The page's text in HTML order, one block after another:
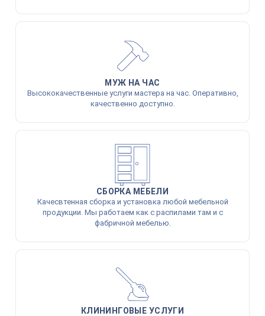
МУЖ НА ЧАС
Высококачественные услуги мастера на час. Оперативно,
качественно доступно.
СБОРКА МЕБЕЛИ
Качесвтенная сборка и установка любой мебельной
продукции. Мы работаем как с распилами там и с
фабричной мебелью.
КЛИНИНГОВЫЕ УСЛУГИ